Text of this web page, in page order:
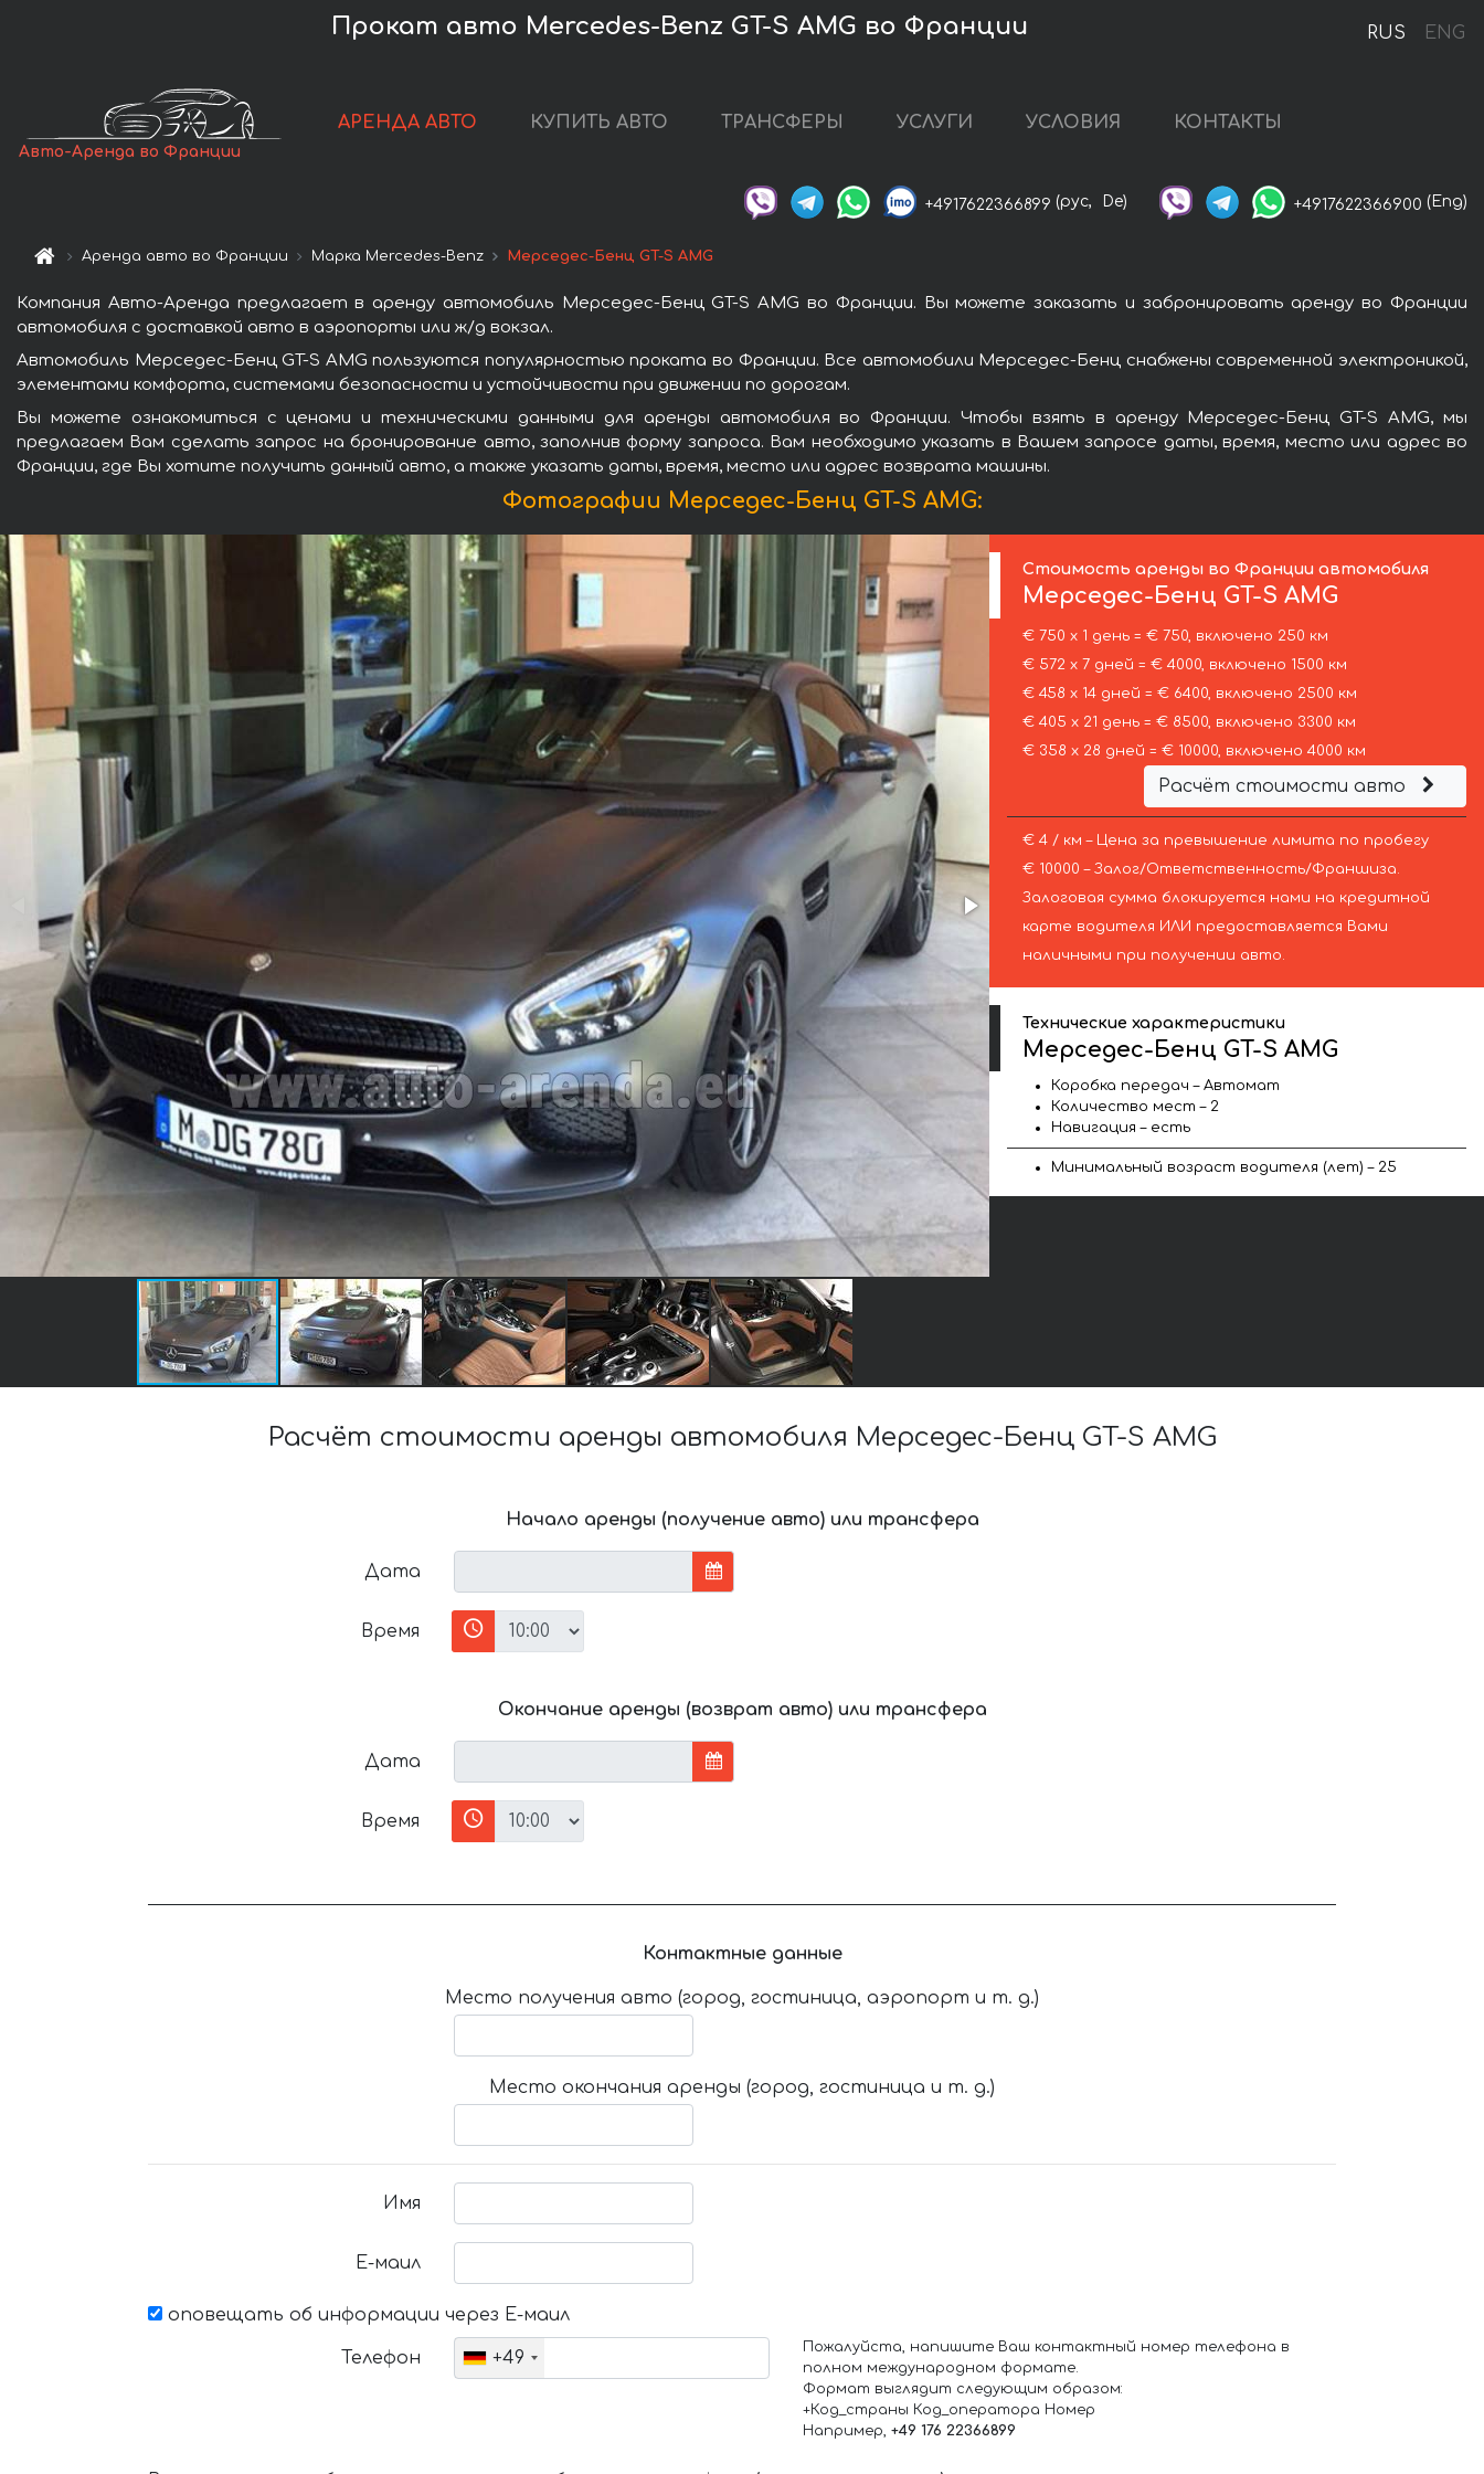
RUS ENG
Прокат авто Mercedes-Benz GT-S AMG во Франции
Авто-Аренда во Франции
АРЕНДА АВТО КУПИТЬ АВТО ТРАНСФЕРЫ УСЛУГИ УСЛОВИЯ КОНТАКТЫ
+4917622366899 (рус, De) +4917622366900 (Eng)
Аренда авто во Франции Марка Mercedes-Benz Мерседес-Бенц GT-S AMG
Компания Авто-Аренда предлагает в аренду автомобиль Мерседес-Бенц GT-S AMG во Франции. Вы можете заказать и забронировать аренду во Франции
автомобиля с доставкой авто в аэропорты или ж/д вокзал.
Автомобиль Мерседес-Бенц GT-S AMG пользуются популярностью проката во Франции. Все автомобили Мерседес-Бенц снабжены современной электроникой,
элементами комфорта, системами безопасности и устойчивости при движении по дорогам.
Вы можете ознакомиться с ценами и техническими данными для аренды автомобиля во Франции. Чтобы взять в аренду Мерседес-Бенц GT-S AMG, мы
предлагаем Вам сделать запрос на бронирование авто, заполнив форму запроса. Вам необходимо указать в Вашем запросе даты, время, место или адрес во
Франции, где Вы хотите получить данный авто, а также указать даты, время, место или адрес возврата машины.
Фотографии Мерседес-Бенц GT-S AMG:
Стоимость аренды во Франции автомобиля
Мерседес-Бенц GT-S AMG
€ 750 х 1 день = € 750, включено 250 км
€ 572 х 7 дней = € 4000, включено 1500 км
€ 458 х 14 дней = € 6400, включено 2500 км
€ 405 х 21 день = € 8500, включено 3300 км
€ 358 х 28 дней = € 10000, включено 4000 км
Расчёт стоимости авто
€ 4 / км – Цена за превышение лимита по пробегу
€ 10000 – Залог/Ответственность/Франшиза.
Залоговая сумма блокируется нами на кредитной
карте водителя ИЛИ предоставляется Вами
наличными при получении авто.
Технические характеристики
Мерседес-Бенц GT-S AMG
Коробка передач – Автомат
Количество мест – 2
Навигация – есть
Минимальный возраст водителя (лет) – 25
Расчёт стоимости аренды автомобиля Мерседес-Бенц GT-S AMG
Начало аренды (получение авто) или трансфера
Дата
Время
Окончание аренды (возврат авто) или трансфера
Дата
Время
Контактные данные
Место получения авто (город, гостиница, аэропорт и т. д.)
Место окончания аренды (город, гостиница и т. д.)
Имя
Е-маил
оповещать об информации через Е-маил
Телефон +49
Пожалуйста, напишите Ваш контактный номер телефона в
полном международном формате.
Формат выглядит следующим образом:
+Код_страны Код_оператора Номер
Например, +49 176 22366899